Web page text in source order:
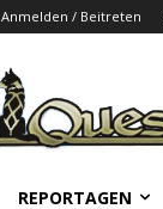
Anmelden / Beitreten
REPORTAGEN